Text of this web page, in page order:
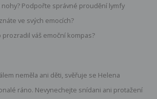
Podpořte správné proudění lymfy
ve svých emocích?
prozradil váš emoční kompas?
neměla ani děti, svěřuje se Helena
ráno. Nevynechejte snídani ani protažení